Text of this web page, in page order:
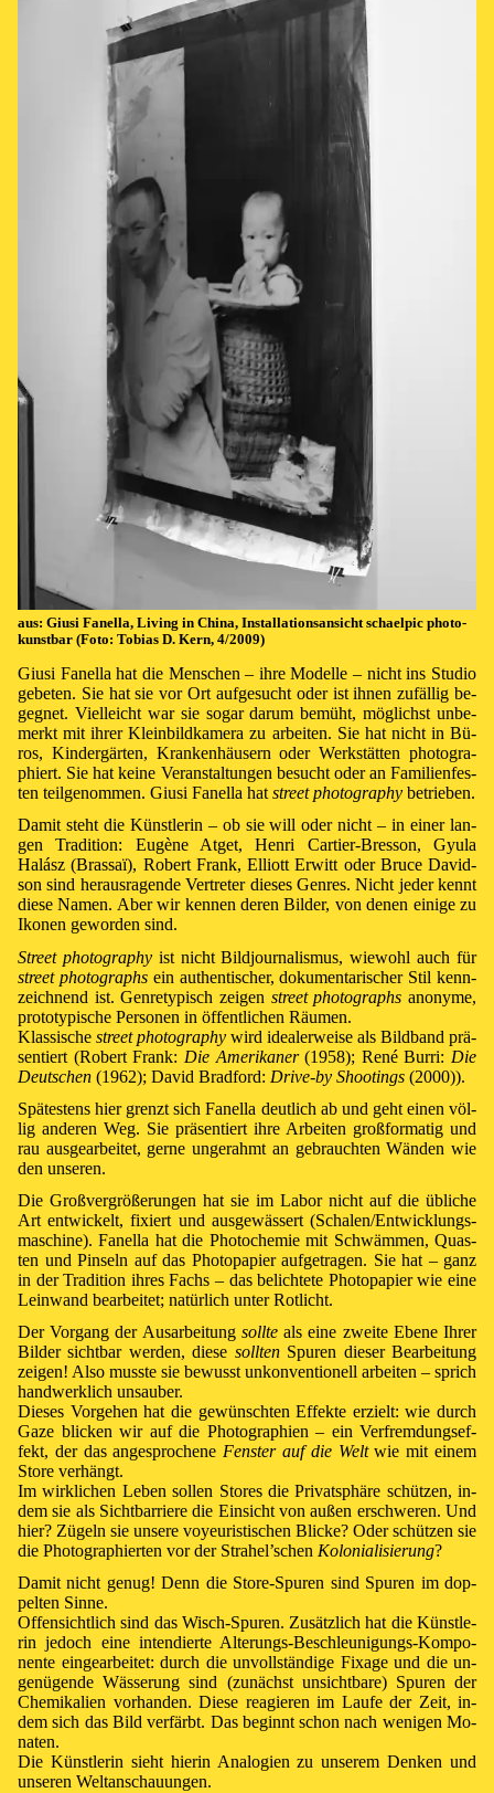
aus: Giusi Fa­nella, Liv­ing in Chi­na, In­stal­la­ti­ons­an­sicht schael­pic pho­to­
kunst­bar (Fo­to: To­bi­as D. Kern, 4/2009)
Giusi Fanella hat die Men­schen – ih­re Mo­del­le – nicht ins Stu­dio
ge­be­ten. Sie hat sie vor Ort auf­ge­sucht oder ist ih­nen zu­fäl­lig be­
geg­net. Viel­leicht war sie so­gar da­rum be­müht, mög­lichst un­be­
merkt mit ih­rer Klein­bild­ka­me­ra zu ar­bei­ten. Sie hat nicht in Bü­
ros, Kin­der­gär­ten, Kran­ken­häu­sern oder Werk­stät­ten pho­to­gra­
phiert. Sie hat kei­ne Ve­ran­stal­tung­en be­sucht oder an Fa­mi­lien­fes­
ten teil­ge­nom­men. Giusi Fanella hat street pho­tog­ra­phy be­trie­ben.
Da­mit steht die Künst­le­rin – ob sie will oder nicht – in ei­ner lan­
gen Tra­di­tion: Eugène Atget, Henri Cartier-Bresson, Gyula
Halász (Brassaï), Ro­bert Frank, El­liott Erwitt oder Bruce Da­vid­
son sind he­raus­ra­gen­de Ver­tre­ter die­ses Gen­res. Nicht je­der kennt
die­se Na­men. Aber wir ken­nen de­ren Bil­der, von de­nen ei­ni­ge zu
Iko­nen ge­wor­den sind.
Street pho­tog­ra­phyist nicht Bild­jour­na­lis­mus, wie­wohl auch für
street pho­to­graphsein au­then­ti­scher, do­ku­men­ta­ri­scher Stil kenn­
zeich­nend ist. Genre­ty­pisch zei­gen street pho­to­graphs ano­nyme,
pro­to­ty­pi­sche Per­so­nen in öf­fent­li­chen Räu­men.
Klas­si­sche street pho­tog­ra­phy wird ide­a­ler­wei­se als Bild­band prä­
sen­tiert (Ro­bert Frank: Die Ame­ri­ka­ner(1958); René Burri: Die
Deut­schen (1962); Da­vid Brad­ford: Drive-by Shoot­ings (2000)).
Spä­tes­tens hier grenzt sich Fanella deut­lich ab und geht ei­nen völ­
lig an­de­ren Weg. Sie prä­sen­tiert ih­re Ar­bei­ten groß­for­ma­tig und
rau aus­ge­ar­bei­tet, ger­ne un­ge­rahmt an ge­brauch­ten Wän­den wie
den un­se­ren.
Die Groß­ver­grö­ße­run­gen hat sie im La­bor nicht auf die üb­li­che
Art ent­wick­elt, fi­xiert und aus­gewäs­sert (Scha­len/Ent­wick­lungs­
ma­schi­ne). Fanella hat die Pho­to­che­mie mit Schwäm­men, Quas­
ten und Pin­seln auf das Pho­to­pa­pier auf­ge­tra­gen. Sie hat – ganz
in der Tra­di­tion ih­res Fachs – das be­lich­te­te Pho­to­pa­pier wie ei­ne
Lein­wand be­ar­bei­tet; na­tür­lich un­ter Rot­licht.
Der Vor­gang der Aus­ar­bei­tung soll­teals ei­ne zwei­te Ebe­ne Ih­rer
Bil­der sicht­bar wer­den, die­se soll­tenSpu­ren die­ser Be­ar­bei­tung
zei­gen! Also mus­ste sie be­wusst un­kon­ven­ti­o­nell ar­bei­ten – sprich
hand­werk­lich un­sau­ber.
Die­ses Vor­ge­hen hat die ge­wünsch­ten Ef­fek­te er­zielt: wie durch
Ga­ze bli­cken wir auf die Pho­to­gra­phi­en – ein Ver­frem­dungs­ef­
fekt, der das an­ge­sproche­ne Fens­ter auf die Weltwie mit ei­nem
Store ver­hängt.
Im wirk­li­chen Le­ben sol­len Stores die Pri­vat­sphä­re schüt­zen, in­
dem sie als Sicht­bar­rie­re die Ein­sicht von au­ßen er­schwe­ren. Und
hier? Zü­geln sie un­se­re vo­yeu­ris­ti­sch­en Blicke? Oder schüt­zen sie
die Pho­to­gra­phier­ten vor der Strahel’schen Ko­lo­nia­li­sie­rung?
Da­mit nicht ge­nug! Denn die Store-Spu­ren sind Spu­ren im dop­
pel­ten Sin­ne.
Offen­sicht­lich sind das Wisch-Spu­ren. Zu­sätz­lich hat die Künst­le­
rin je­doch ei­ne in­ten­dier­te Al­te­rungs-Be­schleu­ni­gungs-Kom­po­
nen­te ein­ge­ar­bei­tet: durch die un­voll­stän­di­ge Fi­xa­ge und die un­
ge­nü­gen­de Wäs­se­rung sind (zu­nächst un­sicht­ba­re) Spu­ren der
Che­mi­ka­lien vor­han­den. Die­se re­agie­ren im Lau­fe der Zeit, in­
dem sich das Bild ver­färbt. Das be­ginnt schon nach we­ni­gen Mo­
na­ten.
Die Künst­le­rin sieht hie­rin Ana­lo­gien zu un­se­rem Den­ken und
un­se­ren Welt­an­schau­ung­en.